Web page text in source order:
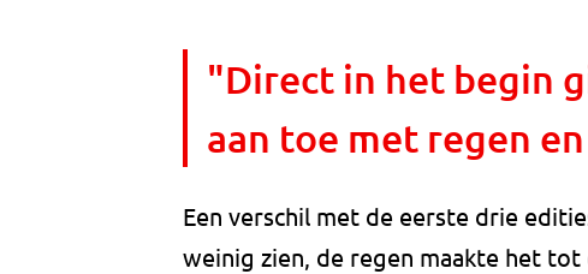
"Direct in het begin
aan toe met regen
Een verschil met de eerste drie
weinig zien, de regen maakte het